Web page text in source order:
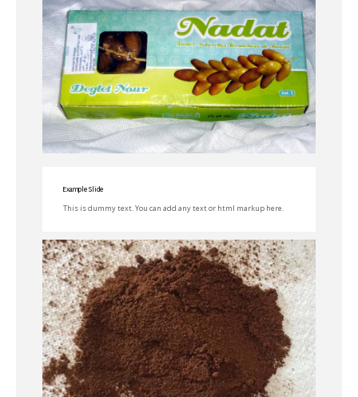
Example Slide
This is dummy text. You can add any text or html markup here.